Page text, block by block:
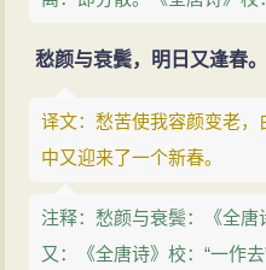
愁颜与衰鬓，明日又逢春。
译文：愁苦使我容颜变老
中又迎来了一个新春。
注释：愁颜与衰鬓：《全唐
又：《全唐诗》校：“一作去”